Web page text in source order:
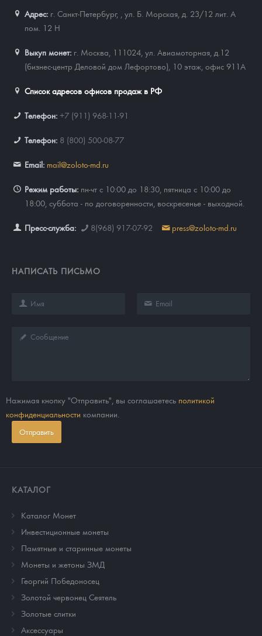
Адрес: г. Санкт-Петербург,
ул. Б. Морская, д. 23/12 лит. А
пом. 12 Н
Выкуп монет: г. Москва, 111024, ул. Авиамоторная, д.12
(бизнес-центр Деловой дом Лефортово), 10 этаж, офис 911А
Список адресов офисов продаж в РФ
Телефон: +7 (911) 968-11-91
Телефон: 8 (800) 500-08-77
Email: mail@zoloto-md.ru
Режим работы: пн-чт с 10:00 до 18:30, пятница с 10:00 до
18:00, суббота - по договоренности, воскресенье - выходной.
Пресс-служба: 8(968) 917-07-92 press@zoloto-md.ru
НАПИСАТЬ ПИСЬМО
Нажимая кнопку "Отправить", вы соглашаетесь политикой
конфиденциальности компании.
Отправить
КАТАЛОГ
Каталог Монет
Инвестиционные монеты
Памятные и старинные монеты
Монеты и жетоны ЗМД
Георгий Победоносец
Золотой червонец Сеятель
Золотые слитки
Аксессуары